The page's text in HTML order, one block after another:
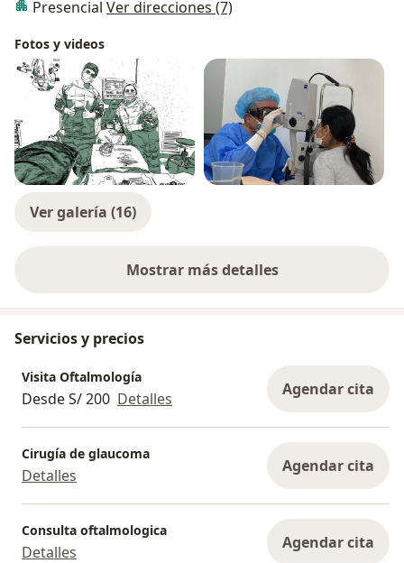
Presencial Ver direcciones (7)
Fotos y videos
Ver galería (16)
Mostrar más detalles
sobre la experiencia
Servicios y precios
Visita Oftalmología
Desde S/ 200 Detalles Agendar cita
Cirugía de glaucoma
Detalles Agendar cita
Consulta oftalmologica
Detalles Agendar cita